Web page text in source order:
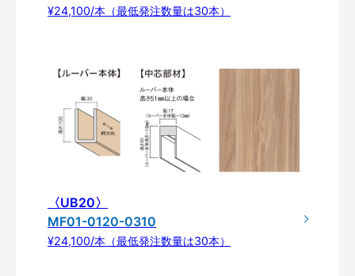
¥24,100/本（最低発注数量は30本）
〈UB20〉
MF01-0120-0310
¥24,100/本（最低発注数量は30本）